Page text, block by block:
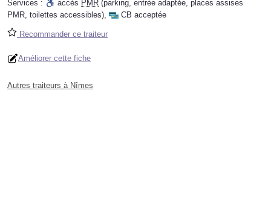
Services :
accès PMR (parking, entrée adaptée, places assises
PMR, toilettes accessibles), CB acceptée
Recommander ce traiteur
Améliorer cette fiche
Autres traiteurs à Nîmes